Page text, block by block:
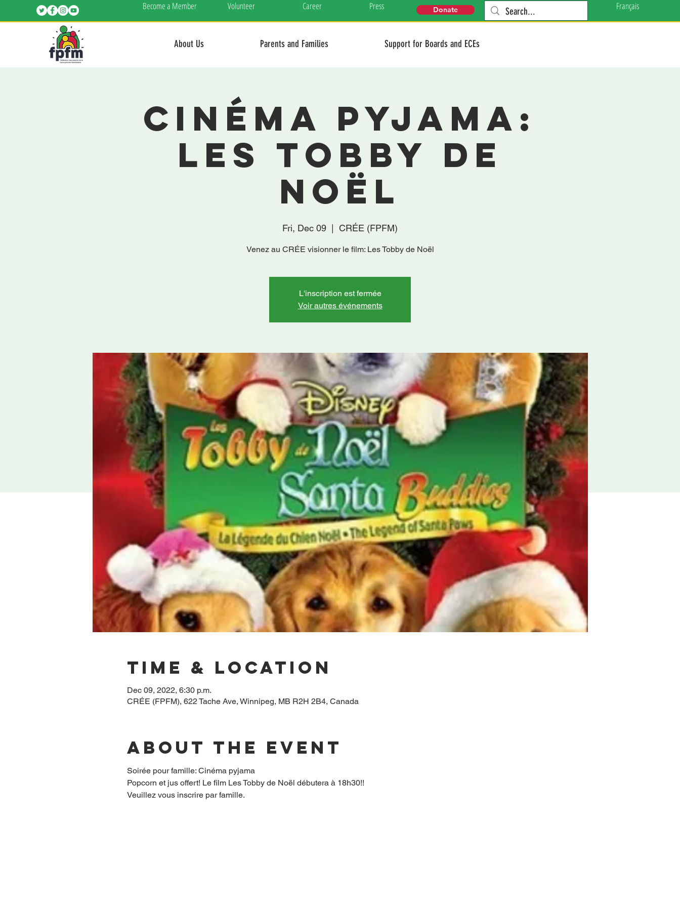
Become a Member Volunteer Career Press Donate Français
About Us Parents and Families Support for Boards and ECEs
Cinéma pyjama:
Les Tobby de
Noël
Fri, Dec 09 CRÉE (FPFM)
Venez au CRÉE visionner le film: Les Tobby de Noël
L'inscription est fermée
Voir autres événements
Time & Location
Dec 09, 2022, 6:30 p.m.
CRÉE (FPFM), 622 Tache Ave, Winnipeg, MB R2H 2B4, Canada
About the event
Soirée pour famille: Cinéma pyjama
Popcorn et jus offert! Le film Les Tobby de Noël débutera à 18h30!!
Veuillez vous inscrire par famille.